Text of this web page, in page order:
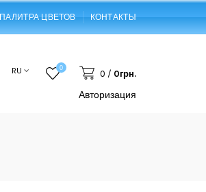
ПАЛИТРА ЦВЕТОВ КОНТАКТЫ
RU 0
0 / 0грн.
Авторизация